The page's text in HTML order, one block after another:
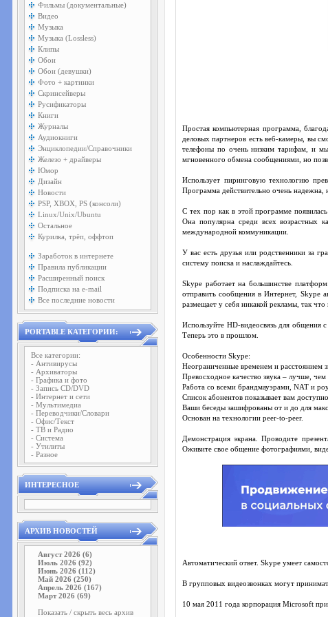
Фильмы (документальные)
Видео
Музыка
Музыка (Lossless)
Клипы
Обои
Обои (девушки)
Фото + картинки
Скринсейверы
Русификаторы
Книги
Журналы
Аудиокниги
Энциклопедии/Справочники
Железо + драйверы
Юмор
Дизайн
Новости
PSP, XBOX, PS (консоли)
Linux/Unix/Ubuntu
Остальное
Курилка, трёп, оффтоп
Заработок в интернете
Правила публикации
Расширенный поиск
Подписка на e-mail
Все последние новости
PORTABLE КАТЕГОРИИ:
Все категории:
- Антивирусы
- Архиваторы
- Графика и фото
- Запись CD/DVD
- Интернет и сети
- Мультимедиа
- Переводчики/Словари
- Офис/Текст
- ТВ и Радио
- Система
- Утилиты
- Разное
ИНТЕРЕСНОЕ
АРХИВ НОВОСТЕЙ
Август 2026 (6)
Июль 2026 (92)
Июнь 2026 (112)
Май 2026 (250)
Апрель 2026 (167)
Март 2026 (69)
Показать / скрыть весь архив
Простая компьютерная программа,
деловых партнеров есть веб-камеры, вы
телефоны по очень низким тарифам, и
мгновенного обмена сообщениями, но
Использует пиринговую технологию
Программа действительно очень надежна,
С тех пор как в этой программе
Она популярна среди всех возрастных
международной коммуникации.
У вас есть друзья или родственники за
систему поиска и наслаждайтесь.
Skype работает на большинстве
отправить сообщения в Интернет, Skype
размещает у себя никакой рекламы, так
Используйте HD-видеосвязь для общения
Теперь это в прошлом.
Особенности Skype:
Неограниченные временем и расстоянием
Превосходное качество звука – лучше,
Работа со всеми брандмауэрами, NAT и
Список абонентов показывает вам
Ваши беседы зашифрованы от и до для
Основан на технологии peer-to-peer.
Демонстрация экрана. Проводите
Оживите свое общение фотографиями,
Автоматический ответ. Skype умеет
В групповых видеозвонках могут
10 мая 2011 года корпорация Microsoft